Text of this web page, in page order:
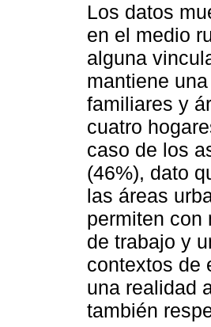
Los datos
en el medio
alguna
mantiene
familiares y
cuatro
caso de los
(46%), dato
las áreas
permiten con
de trabajo y
contextos de
una realidad
también